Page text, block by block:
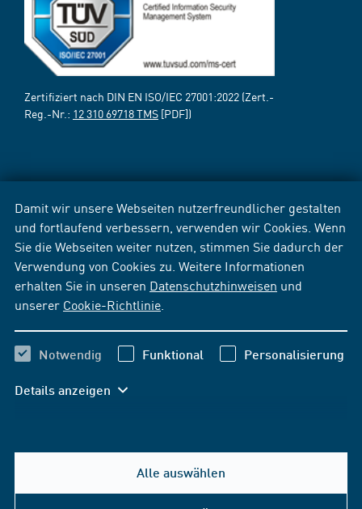
Damit wir unsere Webseiten nutzerfreundlicher gestalten
und fortlaufend verbessern, verwenden wir Cookies. Wenn
Sie die Webseiten weiter nutzen, stimmen Sie dadurch der
Verwendung von Cookies zu. Weitere Informationen
erhalten Sie in unseren Datenschutzhinweisen und
unserer Cookie-Richtlinie
Notwendig Funktional Personalisierung
Details anzeigen
Alle auswählen
Zertifiziert nach DIN EN ISO/IEC 27001:2022 (Zert.-
Reg.-Nr.: 12 310 69718 TMS [PDF])